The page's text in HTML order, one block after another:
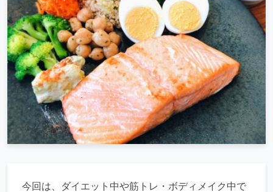
今回は、ダイエット中や筋トレ・ボディメイク中で